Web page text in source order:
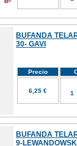
BUFANDA
30- GAVI
Precio
6,25 €
BUFANDA
9-